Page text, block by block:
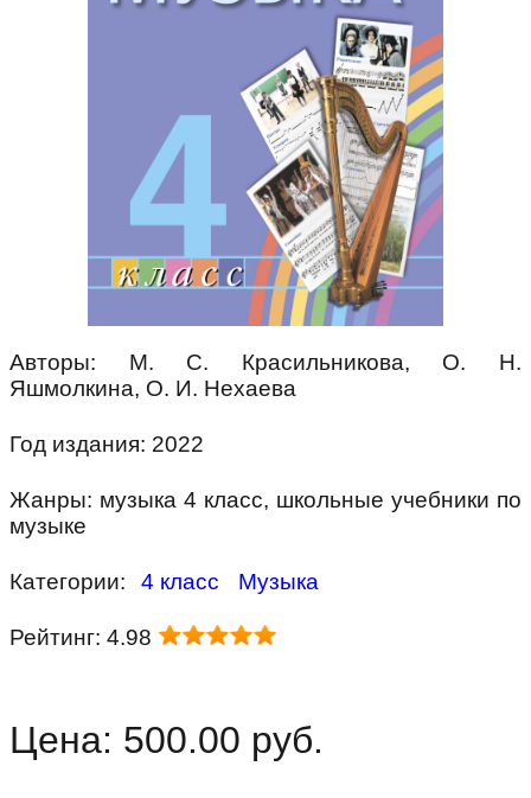
Авторы: М. С. Красильникова, О. Н.
Яшмолкина, О. И. Нехаева
Год издания: 2022
Жанры: музыка 4 класс, школьные учебники по
музыке
Категории: 4 класс Музыка
Рейтинг: 4.98
Цена: 500.00 руб.